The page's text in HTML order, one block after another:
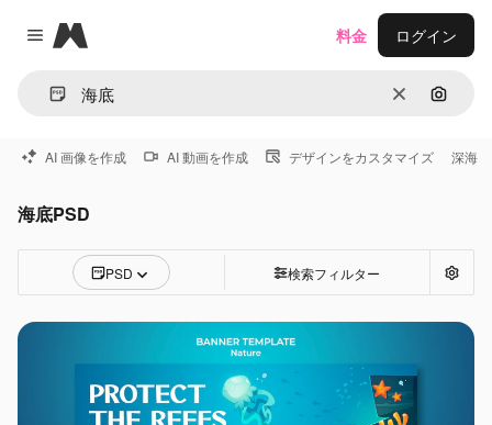
Close menu
Magnific
消去 画像で
料金 ログイン
AI 画像を作成 AI 動画を作成 デザインをカスタマイズ 深海
海底PSD
PSD 検索フィルター